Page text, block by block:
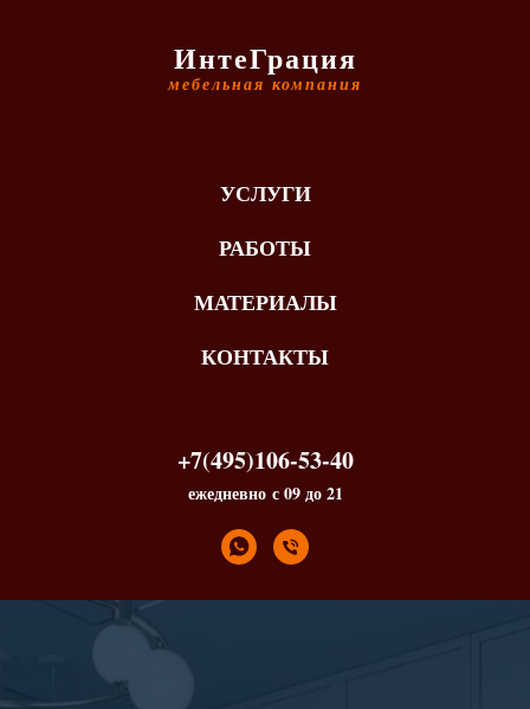
ИнтеГрация
мебельная компания
УСЛУГИ
РАБОТЫ
МАТЕРИАЛЫ
КОНТАКТЫ
+7(495)106-53-40
ежедневно с 09 до 21